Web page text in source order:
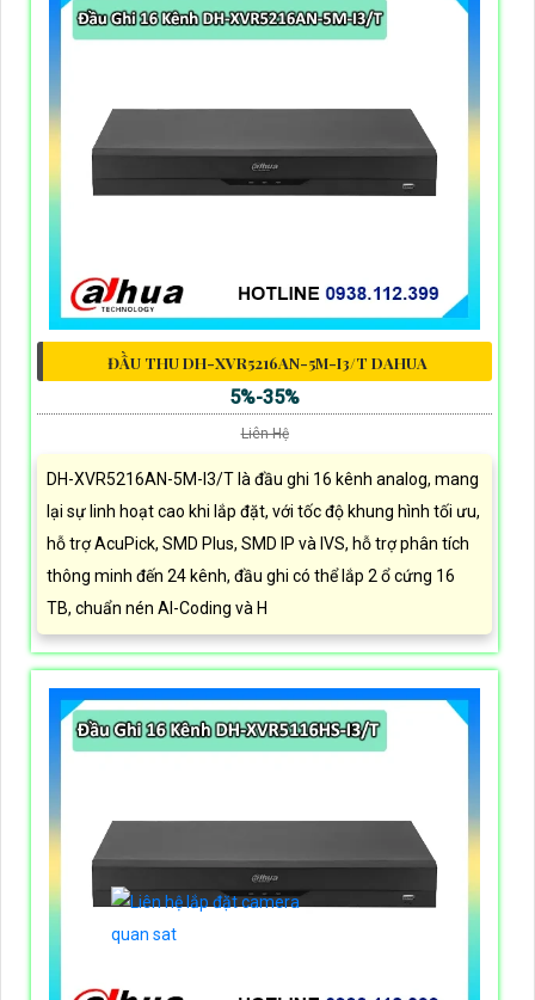
ĐẦU THU DH-XVR5216AN-5M-I3/T DAHUA
5%-35%
Liên Hệ
DH-XVR5216AN-5M-I3/T là đầu ghi 16 kênh analog, mang
lại sự linh hoạt cao khi lắp đặt, với tốc độ khung hình tối ưu,
hỗ trợ AcuPick, SMD Plus, SMD IP và IVS, hỗ trợ phân tích
thông minh đến 24 kênh, đầu ghi có thể lắp 2 ổ cứng 16
TB, chuẩn nén AI-Coding và H